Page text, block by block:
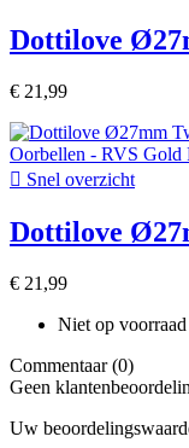
Dottilove
€ 21,99
 Snel overzicht
Dottilove
€ 21,99
Niet op voorraad
Commentaar (0)
Geen
Uw